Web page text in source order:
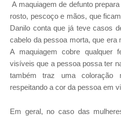
A maquiagem de defunto
rosto, pescoço e mãos, que
Danilo conta que já teve casos
cabelo da pessoa morta, que era
A maquiagem cobre qualquer
visíveis que a pessoa possa ter
também traz uma coloração
respeitando a cor da pessoa em
Em geral, no caso das